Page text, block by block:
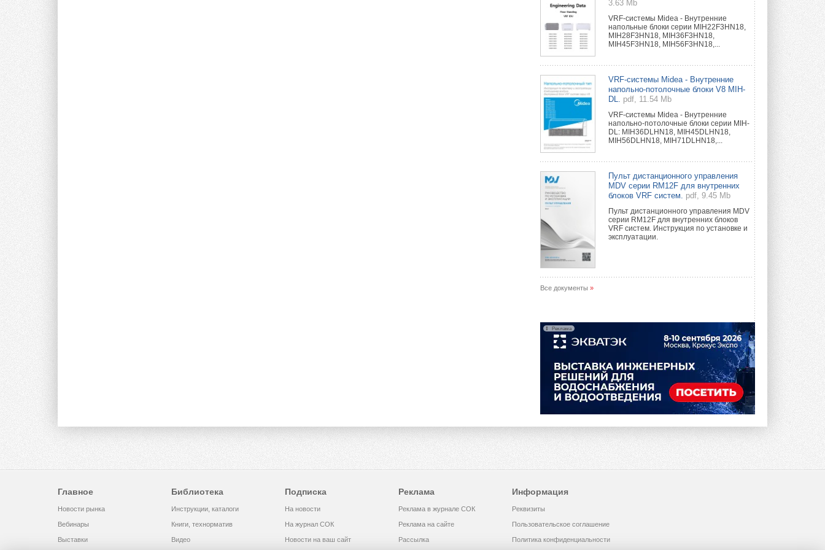
3.63 Mb
VRF-системы Midea - Внутренние
напольные блоки серии MIH22F3HN18,
MIH28F3HN18, MIH36F3HN18,
MIH45F3HN18, MIH56F3HN18,...
VRF-системы Midea - Внутренние
напольно-потолочные блоки V8 MIH-
DL.
pdf, 11.54 Mb
VRF-системы Midea - Внутренние
напольно-потолочные блоки серии MIH-
DL: MIH36DLHN18, MIH45DLHN18,
MIH56DLHN18, MIH71DLHN18,...
Пульт дистанционного управления
MDV серии RM12F для внутренних
блоков VRF систем.
pdf, 9.45 Mb
Пульт дистанционного управления MDV
серии RM12F для внутренних блоков
VRF систем. Инструкция по установке и
эксплуатации.
Все документы »
Реклама
Главное
Новости рынка
Вебинары
Выставки
Библиотека
Инструкции, каталоги
Книги, технорматив
Видео
Подписка
На новости
На журнал СОК
Новости на ваш сайт
Реклама
Реклама в журнале СОК
Реклама на сайте
Рассылка
Информация
Реквизиты
Пользовательское соглашение
Политика конфиденциальности